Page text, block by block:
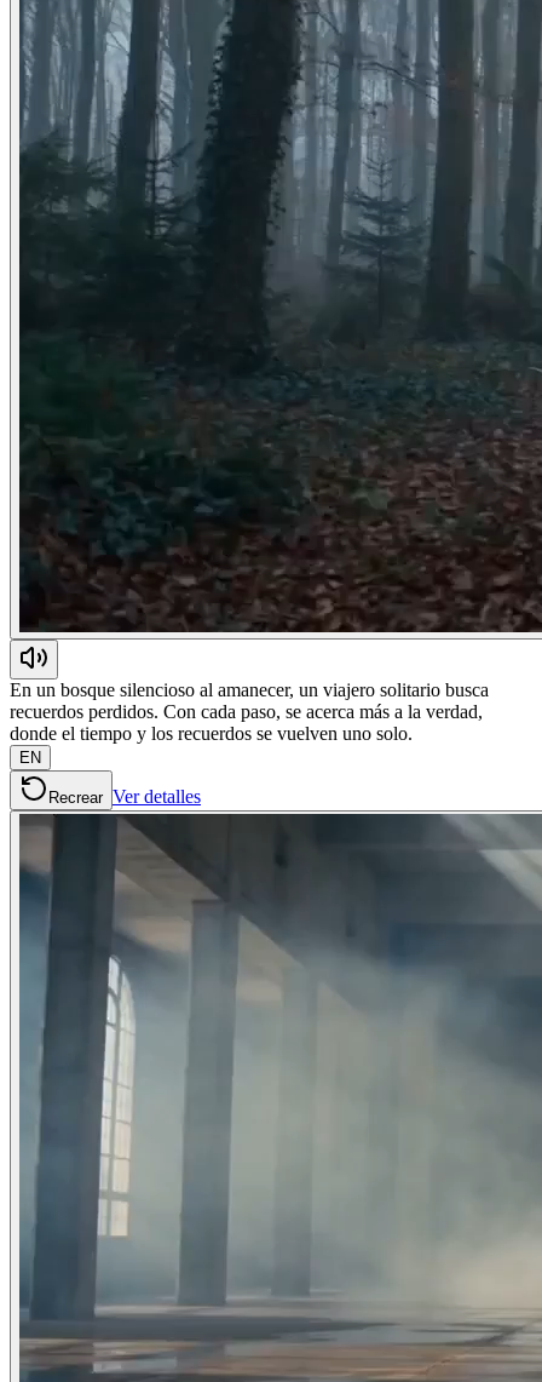
En un bosque silencioso al amanecer, un viajero solitario busca
recuerdos perdidos. Con cada paso, se acerca más a la verdad,
donde el tiempo y los recuerdos se vuelven uno solo.
EN
Recrear Ver detalles